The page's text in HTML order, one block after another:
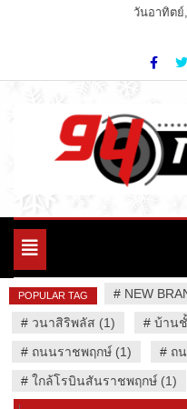
วันอาทิตย์
94 Report.com
Variety News
Toggle
POPULAR TAG # NEW
# วนาสิริพลัส (1) # บ้าน
# ถนนราชพฤกษ์ (1) # ถ
# ใกล้โรบินสันราชพฤกษ์ (1)